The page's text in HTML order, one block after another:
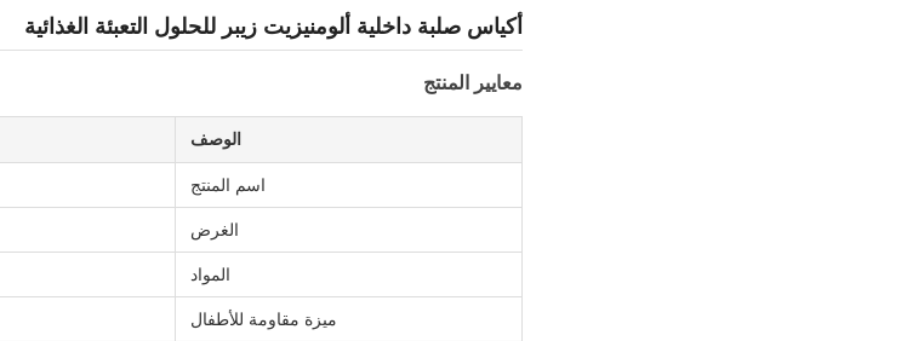
أكياس صلبة داخلية ألومنيزيت زيبر للحلول التعبئة الغذائية
معايير المنتج
الوصف
اسم المنتج
الغرض
المواد
ميزة مقاومة للأطفال